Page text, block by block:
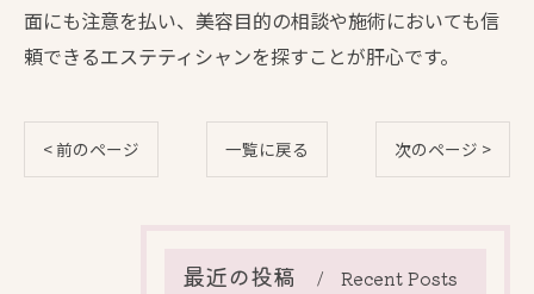
面にも注意を払い、美容目的の相談や施術においても信
頼できるエステティシャンを探すことが肝心です。
< 前のページ 一覧に戻る 次のページ >
最近の投稿 Recent Posts